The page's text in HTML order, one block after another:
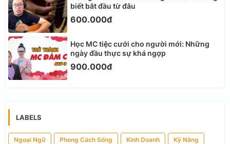
biết bắt đầu từ đâu
600.000đ
Học MC tiệc cưới cho người mới: Những
ngày đầu thực sự khá ngợp
900.000đ
LABELS
Ngoại Ngữ Phong Cách Sống Kinh Doanh Kỹ Năng